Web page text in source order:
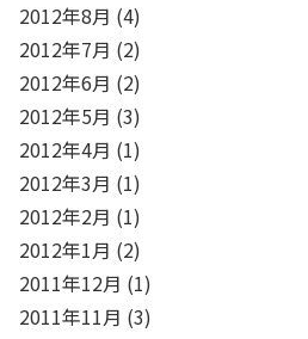
2012年8月 (4)
2012年7月 (2)
2012年6月 (2)
2012年5月 (3)
2012年4月 (1)
2012年3月 (1)
2012年2月 (1)
2012年1月 (2)
2011年12月 (1)
2011年11月 (3)